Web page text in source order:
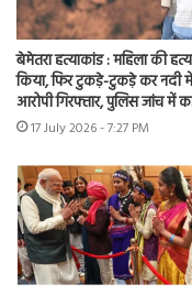
बेमेतरा हत्याकांड : महिला की
किया, फिर टुकड़े-टुकड़े कर नदी
आरोपी गिरफ्तार, पुलिस जांच में
17 July 2026 - 7:27 PM